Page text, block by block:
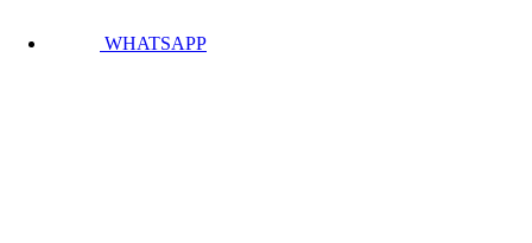
WHATSAPP